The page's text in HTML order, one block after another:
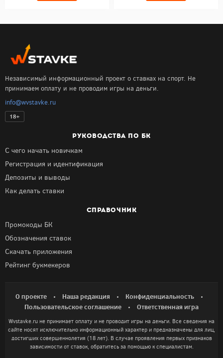
Независимый информационный проект о ставках на спорт. Не
принимаем оплату и не проводим игры на деньги.
info@wvstavke.ru
18+
РУКОВОДСТВА ПО БК
С чего начать новичкам
Регистрация и идентификация
Депозиты и выводы
Как делать ставки
СПРАВОЧНИК
Промокоды БК
Обозначения ставок
Скачать приложения
Рейтинг букмекеров
О проекте Наша редакция
Конфиденциальность
Пользовательское соглашение
Ответственная игра
Wvstavke.ru не принимает оплату и не проводит игры на деньги. Все сведения на
сайте носят исключительно информационный характер и предназначены для лиц,
достигших совершеннолетия (18 лет). В случае проявления первых признаков
зависимости от ставок, обратитесь за помощью к специалистам.